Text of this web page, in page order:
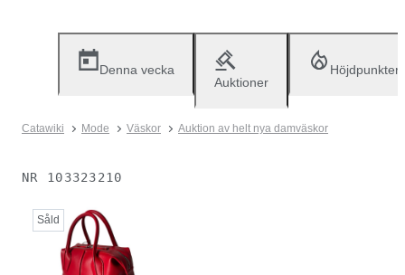
Denna vecka
Auktioner
Höjdpunkter
Catawiki Mode Väskor Auktion av helt nya damväskor
NR 103323210
Såld